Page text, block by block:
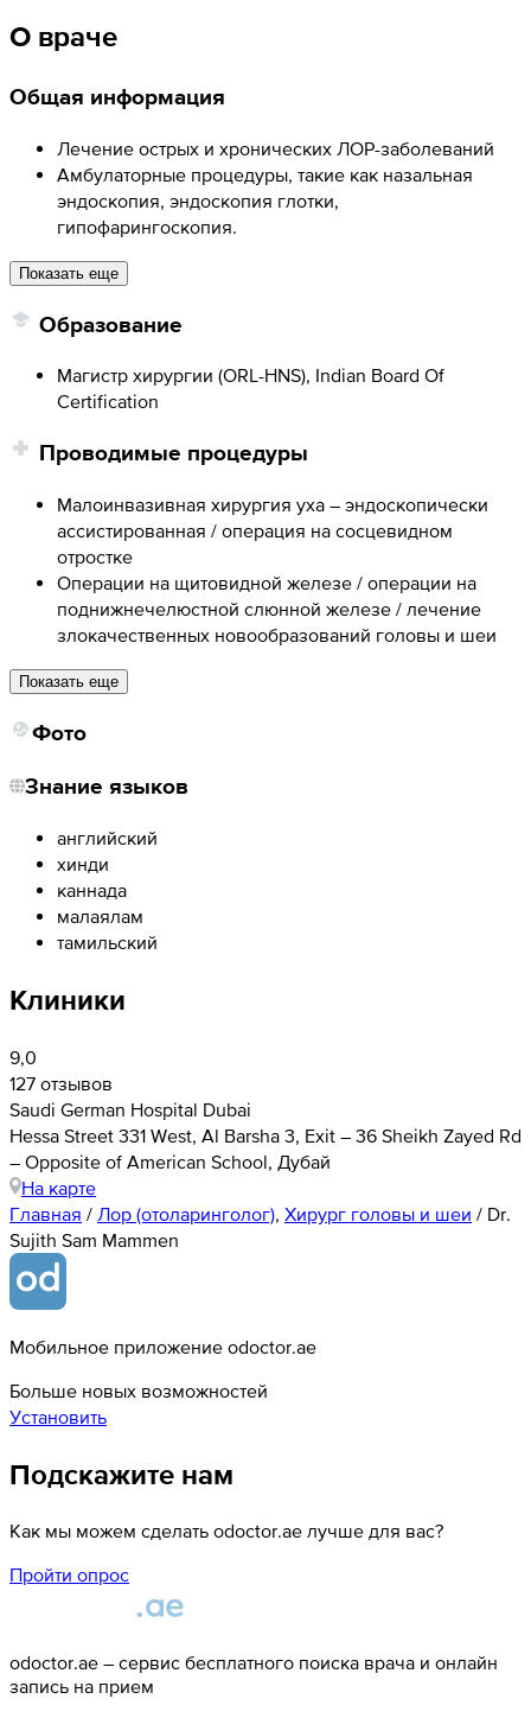
О враче
Общая информация
Лечение острых и хронических ЛОР-заболеваний
Амбулаторные процедуры, такие как назальная
эндоскопия, эндоскопия глотки,
гипофарингоскопия.
Показать еще
Образование
Магистр хирургии (ORL-HNS), Indian Board Of
Certification
Проводимые процедуры
Малоинвазивная хирургия уха – эндоскопически
ассистированная / операция на сосцевидном
отростке
Операции на щитовидной железе / операции на
поднижнечелюстной слюнной железе / лечение
злокачественных новообразований головы и шеи
Показать еще
Фото
Знание языков
английский
хинди
каннада
малаялам
тамильский
Клиники
9,0
127 отзывов
Saudi German Hospital Dubai
Hessa Street 331 West, Al Barsha 3, Exit – 36 Sheikh Zayed Rd
– Opposite of American School, Дубай
На карте
Главная / Лор (отоларинголог), Хирург головы и шеи / Dr.
Sujith Sam Mammen
Мобильное приложение odoctor.ae
Больше новых возможностей
Установить
Подскажите нам
Как мы можем сделать odoctor.ae лучше для вас?
Пройти опрос
odoctor.ae – сервис бесплатного поиска врача и онлайн
запись на прием